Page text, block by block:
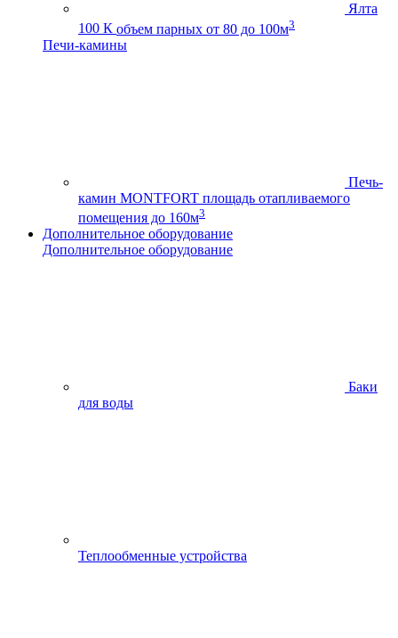
Ялта
100 К объем парных от 80 до 100м3
Печи-камины
Печь-
камин MONTFORT площадь отапливаемого
помещения до 160м3
Дополнительное оборудование
Дополнительное оборудование
Баки
для воды
Теплообменные устройства